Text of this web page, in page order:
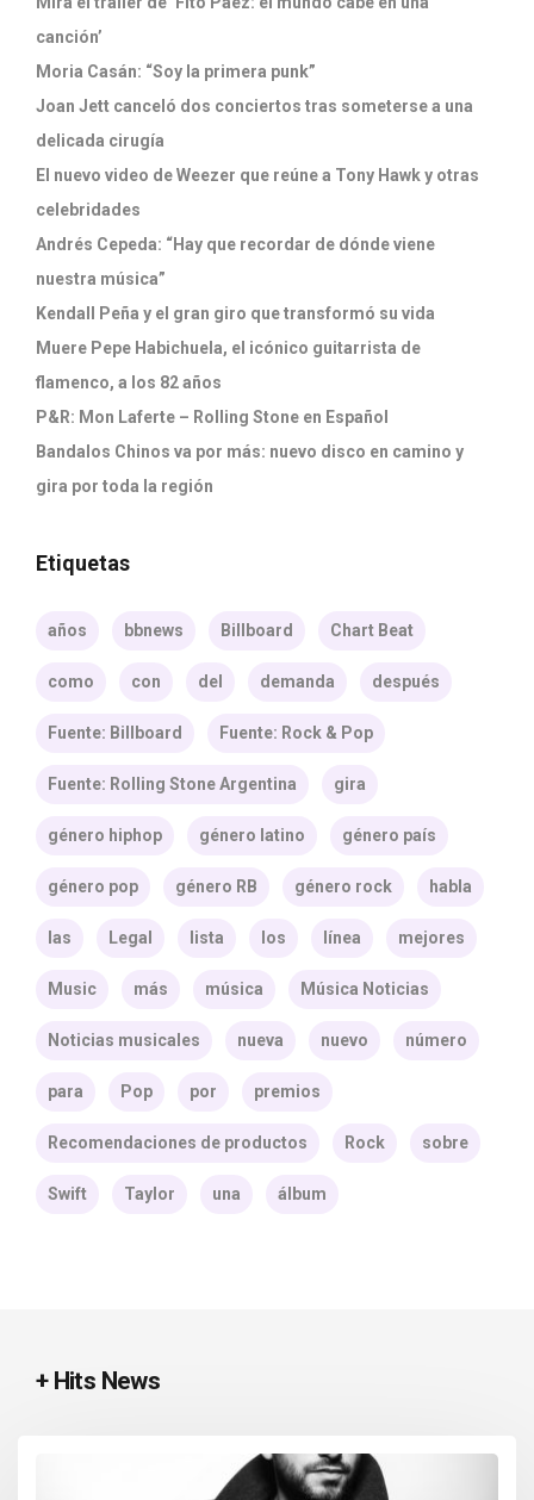
canción’
Moria Casán: “Soy la primera punk”
Joan Jett canceló dos conciertos tras someterse a una
delicada cirugía
El nuevo video de Weezer que reúne a Tony Hawk y otras
celebridades
Andrés Cepeda: “Hay que recordar de dónde viene
nuestra música”
Kendall Peña y el gran giro que transformó su vida
Muere Pepe Habichuela, el icónico guitarrista de
flamenco, a los 82 años
P&R: Mon Laferte – Rolling Stone en Español
Bandalos Chinos va por más: nuevo disco en camino y
gira por toda la región
Etiquetas
años bbnews Billboard Chart Beat
como con del demanda después
Fuente: Billboard Fuente: Rock & Pop
Fuente: Rolling Stone Argentina gira
género hiphop género latino género país
género pop género RB género rock habla
las Legal lista los línea mejores
Music más música Música Noticias
Noticias musicales nueva nuevo número
para Pop por premios
Recomendaciones de productos Rock sobre
Swift Taylor una álbum
+ Hits News